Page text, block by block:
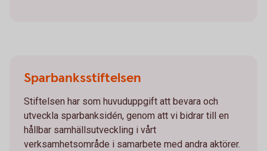
Sparbanksstiftelsen
Stiftelsen har som huvuduppgift att bevara och
utveckla sparbanksidén, genom att vi bidrar till en
hållbar samhällsutveckling i vårt
verksamhetsområde i samarbete med andra aktörer.